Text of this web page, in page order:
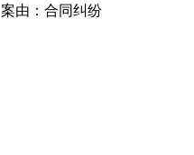
案由：合同纠纷